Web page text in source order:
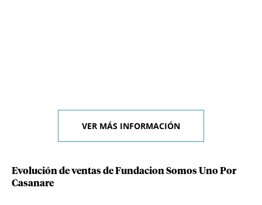
VER MÁS INFORMACIÓN
Evolución de ventas de Fundacion Somos Uno Por
Casanare